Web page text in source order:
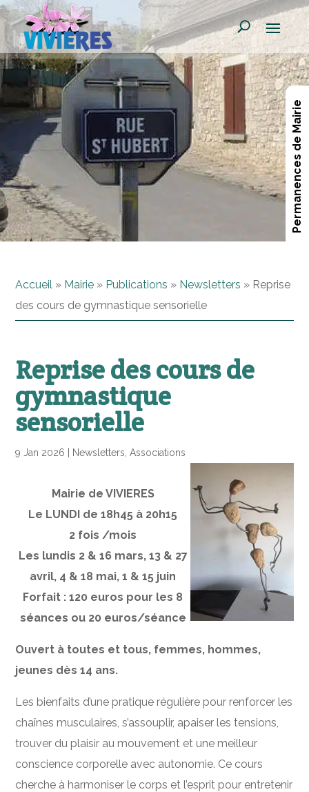
Permanences de Mairie
Accueil » Mairie » Publications » Newsletters » Reprise
des cours de gymnastique sensorielle
Reprise des cours de
gymnastique
sensorielle
9 Jan 2026 Newsletters ,Associations
Mairie de VIVIERES
Le LUNDI de 18h45 à 20h15
2 fois /mois
Les lundis 2 & 16 mars, 13 & 27
avril, 4 & 18 mai, 1 & 15 juin
Forfait : 120 euros pour les 8
séances ou 20 euros/séance
Ouvert à toutes et tous, femmes, hommes,
jeunes dès 14 ans.
Les bienfaits d’une pratique régulière pour renforcer les
chaînes musculaires, s’assouplir, apaiser les tensions,
trouver du plaisir au mouvement et une meilleur
conscience corporelle avec autonomie. Ce cours
cherche à harmoniser le corps et l’esprit pour entretenir